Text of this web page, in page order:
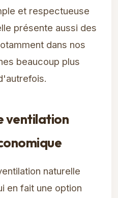
et respectueuse
présente aussi des
dans nos
beaucoup plus
ventilation
naturelle
en fait une option